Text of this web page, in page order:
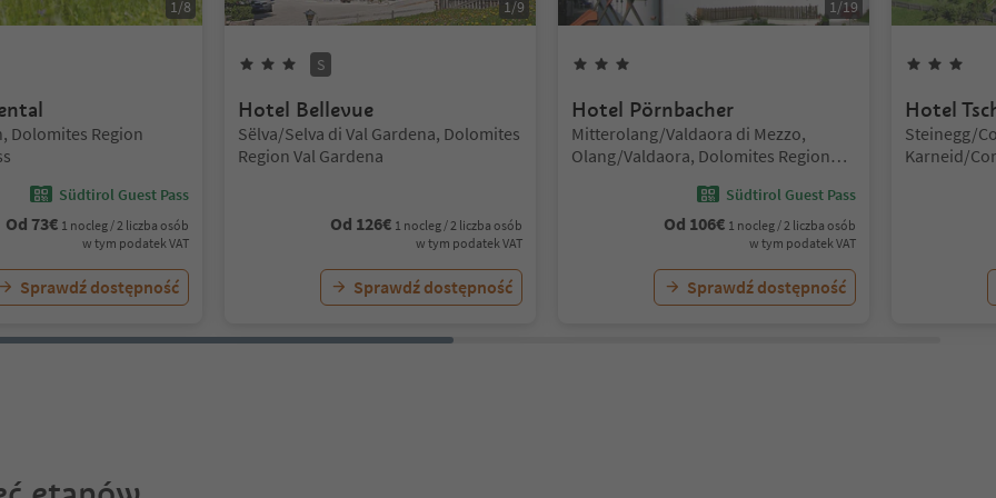
1/8
Dolomites Region
Südtirol Guest Pass
Od 73€ 1 nocleg / 2 liczba osób
w tym podatek VAT
Sprawdź dostępność
1/9
Gwiazdki
S
Hotel Bellevue
Lokalizacja:
Sëlva/Selva di Val Gardena, Dolomites
Region Val Gardena
Od 126€ 1 nocleg / 2 liczba osób
w tym podatek VAT
Sprawdź dostępność
1/19
Hotel Pörnbacher
Lokalizacja:
Mitterolang/Valdaora di Mezzo,
Olang/Valdaora, Dolomites Region
Südtirol Guest Pass
Od 106€ 1 nocleg / 2 liczba osób
w tym podatek VAT
Sprawdź dostępność
Hotel
Lokalizacja:
Steinegg/
Karneid/